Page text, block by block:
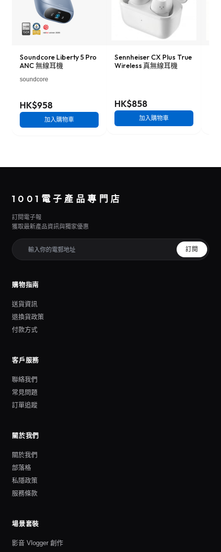
Soundcore Liberty 5 Pro
ANC 無線耳機
soundcore
HK$958
加入購物車
Sennheiser CX Plus True
Wireless 真無線耳機
HK$858
加入購物車
1001電子產品專門店
訂閱電子報
獲取最新產品資訊與獨家優惠
訂閱
購物指南
送貨資訊
退換貨政策
付款方式
客戶服務
聯絡我們
常見問題
訂單追蹤
關於我們
關於我們
部落格
私隱政策
服務條款
場景套裝
影音 Vlogger 創作